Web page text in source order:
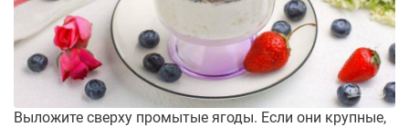
Выложите сверху промытые ягоды. Если они крупные,